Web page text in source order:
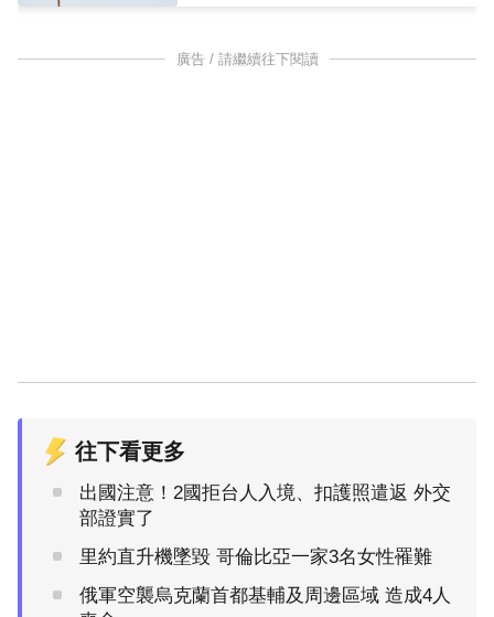
廣告 / 請繼續往下閱讀
往下看更多
出國注意！2國拒台人入境、扣護照遣返 外交
部證實了
里約直升機墜毀 哥倫比亞一家3名女性罹難
俄軍空襲烏克蘭首都基輔及周邊區域 造成4人